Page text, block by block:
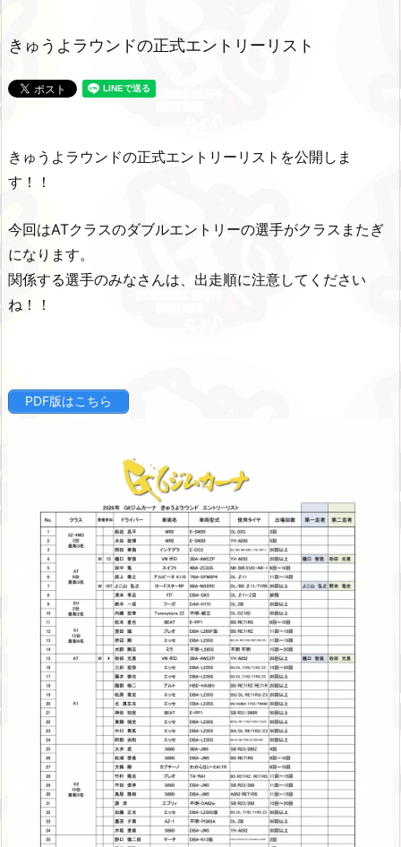
きゅうよラウンドの正式エントリーリスト
きゅうよラウンドの正式エントリーリストを公開しま
す！！
今回はATクラスのダブルエントリーの選手がクラスまたぎ
になります。
関係する選手のみなさんは、出走順に注意してください
ね！！
PDF版はこちら